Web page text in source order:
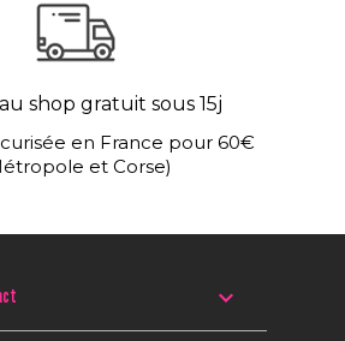
shop gratuit sous 15j
en France pour 60€
et Corse)
